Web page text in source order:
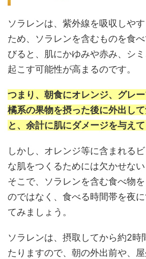
ソラレンは、紫外線を吸収しや
ため、ソラレンを含むものを食
びると、肌にかゆみや赤み、シ
起こす可能性が高まるのです。
つまり、朝食にオレンジ、グレ
橘系の果物を摂った後に外出し
と、余計に肌にダメージを与えて
しかし、オレンジ等に含まれる
な肌をつくるためには欠かせない
そこで、ソラレンを含む食べ物
のではなく、食べる時間帯を夜
てみましょう。
ソラレンは、摂取してから約2時
たりますので、朝の外出前や、